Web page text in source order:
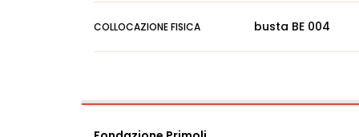
COLLOCAZIONE FISICA busta BE 004